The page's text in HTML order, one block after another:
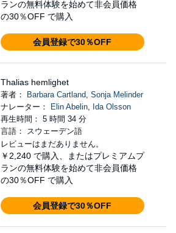
ランの無料体験を始めて非会員価格
の30％OFF で購入
会員登録で30％OFF
Thalias hemlighet
著者： Barbara Cartland, Sonja Melinder
ナレーター：
Elin Abelin, Ida Olsson
再生時間： 5 時間 34 分
言語： スウェーデン語
レビューはまだありません。
￥2,240 で購入、またはプレミアムプ
ランの無料体験を始めて非会員価格
の30％OFF で購入
会員登録で30％OFF